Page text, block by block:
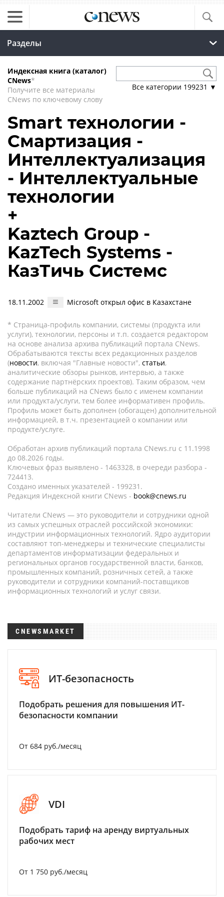
Разделы
Индексная книга (каталог)
CNews*
Получите все материалы
CNews по ключевому слову
Все категории 199231 ▼
Smart технологии -
Смартизация -
Интеллектуализация
- Интеллектуальные
технологии
+
Kaztech Group -
KazTech Systems -
КазТичь Системс
18.11.2002 Microsoft открыл офис в Казахстане
* Страница-профиль компании, системы (продукта или
услуги), технологии, персоны и т.п. создается редактором
на основе анализа архива публикаций портала CNews.
Обрабатываются тексты всех редакционных разделов
(новости, включая "Главные новости", статьи,
аналитические обзоры рынков, интервью, а также
содержание партнёрских проектов). Таким образом, чем
больше публикаций на CNews было с именем компании
или продукта/услуги, тем более информативен профиль.
Профиль может быть дополнен (обогащен) дополнительной
информацией, в т.ч. презентацией о компании или
продукте/услуге.
Обработан архив публикаций портала CNews.ru c 11.1998
до 08.2026 годы.
Ключевых фраз выявлено - 1463328, в очереди разбора -
724413.
Создано именных указателей - 199231.
Редакция Индексной книги CNews - book@cnews.ru
Читатели CNews — это руководители и сотрудники одной
из самых успешных отраслей российской экономики:
индустрии информационных технологий. Ядро аудитории
составляют топ-менеджеры и технические специалисты
департаментов информатизации федеральных и
региональных органов государственной власти, банков,
промышленных компаний, розничных сетей, а также
руководители и сотрудники компаний-поставщиков
информационных технологий и услуг связи.
CNEWSMARKET
ИТ-безопасность
Подобрать решения для повышения ИТ-
безопасности компании
От 684 руб./месяц
VDI
Подобрать тариф на аренду виртуальных
рабочих мест
От 1 750 руб./месяц